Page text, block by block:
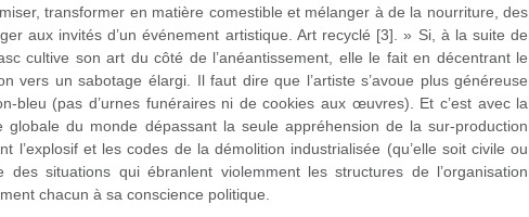
transformer en matière comestible et mélanger à de la nourriture, des
aux invités d’un événement artistique. Art recyclé [3]. » Si, à la suite de
cultive son art du côté de l’anéantissement, elle le fait en décentrant le
vers un sabotage élargi. Il faut dire que l’artiste s’avoue plus généreuse
bleu (pas d’urnes funéraires ni de cookies aux œuvres). Et c’est avec la
globale du monde dépassant la seule appréhension de la sur-production
l’explosif et les codes de la démolition industrialisée (qu’elle soit civile ou
situations qui ébranlent violemment les structures de l’organisation
chacun à sa conscience politique.